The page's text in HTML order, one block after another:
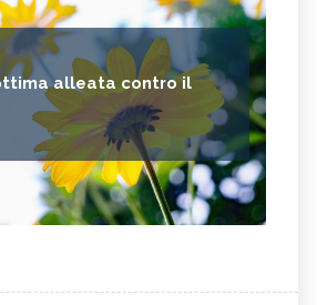
alleata contro il